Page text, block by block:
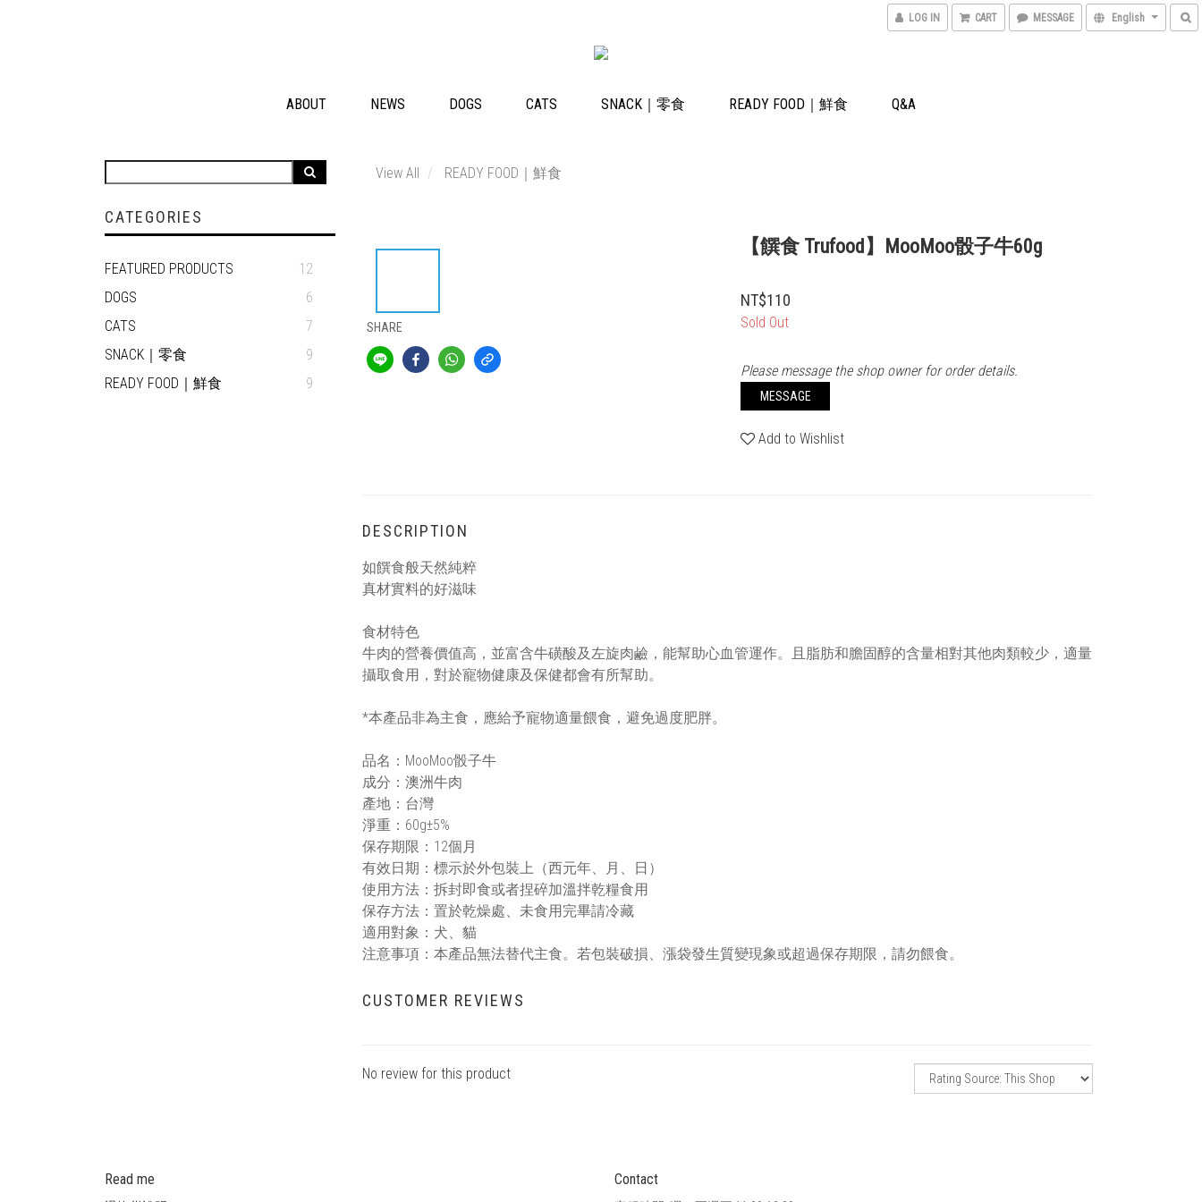
LOG IN CART MESSAGE English
ABOUT NEWS DOGS CATS SNACK｜零食 READY FOOD｜鮮食 Q&A
CATEGORIES
FEATURED PRODUCTS
12
DOGS
6
CATS
7
SNACK｜零食
9
READY FOOD｜鮮食
9
View All READY FOOD｜鮮食
SHARE
【饌食 Trufood】MooMoo骰子牛60g
NT$110
Sold Out
Please message the shop owner for order details.
MESSAGE
Add to Wishlist
DESCRIPTION
如饌食般天然純粹
真材實料的好滋味
食材特色
牛肉的營養價值高，並富含牛磺酸及左旋肉鹼，能幫助心血管運作。且脂肪和膽固醇的含量相對其他肉類較少，適量
攝取食用，對於寵物健康及保健都會有所幫助。
*本產品非為主食，應給予寵物適量餵食，避免過度肥胖。
品名：MooMoo骰子牛
成分：澳洲牛肉
產地：台灣
淨重：60g±5%
保存期限：12個月
有效日期：標示於外包裝上（西元年、月、日）
使用方法：拆封即食或者捏碎加溫拌乾糧食用
保存方法：置於乾燥處、未食用完畢請冷藏
適用對象：犬、貓
注意事項：本產品無法替代主食。若包裝破損、漲袋發生質變現象或超過保存期限，請勿餵食。
CUSTOMER REVIEWS
No review for this product
Read me Contact